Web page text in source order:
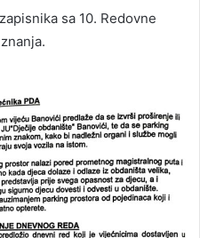
sa 10. Redovne